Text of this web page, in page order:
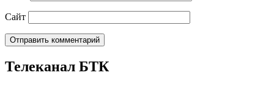
Сайт
Телеканал БТК